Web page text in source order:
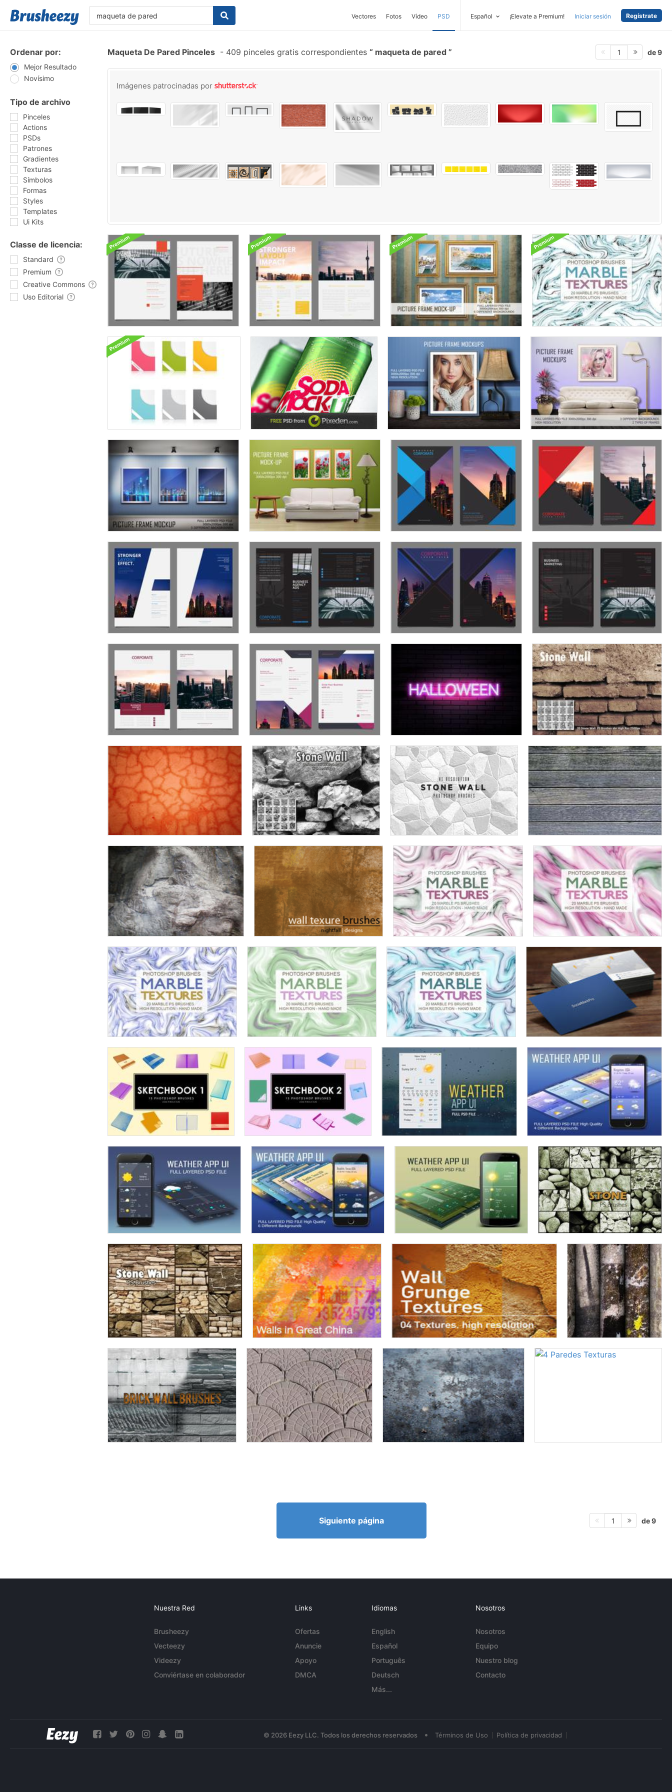
Vectores Fotos Vídeo PSD Español ¡Elevate a Premium! Iniciar sesión Regístrate
Ordenar por:
Mejor Resultado
Novísimo
Tipo de archivo
Pinceles
Actions
PSDs
Patrones
Gradientes
Texturas
Símbolos
Formas
Styles
Templates
Ui Kits
Classe de licencia:
Standard
Premium
Creative Commons
Uso Editorial
Maqueta De Pared Pinceles - 409 pinceles gratis correspondientes maqueta de pared 1 de 9
Imágenes patrocinadas por
Siguiente página 1 de 9
Nuestra Red
Brusheezy
Vecteezy
Videezy
Conviértase en colaborador
Links
Ofertas
Anuncie
Apoyo
DMCA
Idiomas
English
Español
Português
Deutsch
Más...
Nosotros
Nosotros
Equipo
Nuestro blog
Contacto
© 2026 Eezy LLC. Todos los derechos reservados • Términos de Uso Política de privacidad